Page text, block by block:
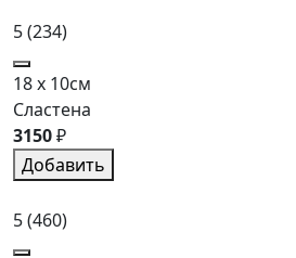
5(234)
18 x 10см
Сластена
3150₽
Добавить
5(460)